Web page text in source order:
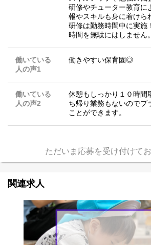
研修やチューター教育に
報やスキルも身に着けら
研修は勤務時間中に実
時間を無駄にはしません。
働いている
人の声1
働きやすい保育園◎
働いている
人の声2
休憩もしっかり１０時間
ち帰り業務もないのでプ
ことができます。
ただいま応募を受け付けて
関連求人